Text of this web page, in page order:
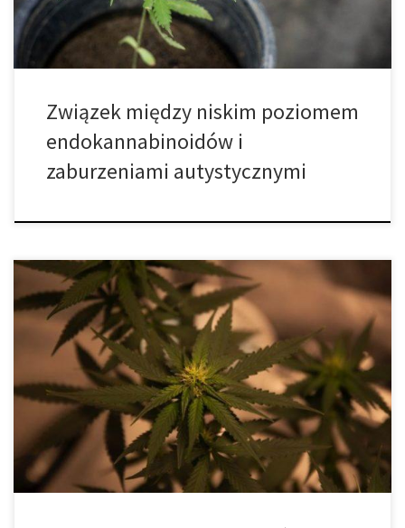
problemy z koncentracją. […]
Związek między niskim poziomem
endokannabinoidów i
zaburzeniami autystycznymi
Według nowego badania opublikowanego w czasopiśmie
Seminars in Pediatric Neurology, produkty na bazie marihuany są
związane z poprawą objawów u pacjentów autystycznych, u
których występują zachowania samookaleczające i współistniejąca
epilepsja. Badanie nosi tytuł „Zaburzenia ze spektrum autyzmu, a
medyczna marihuana: Przegląd i badania kliniczne”. W ramach
doświadczenia, naukowcy z Tufts […]